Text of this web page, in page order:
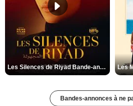
Les Silences de Riyad Bande-annonce VO STFR
Bandes-annonces à ne